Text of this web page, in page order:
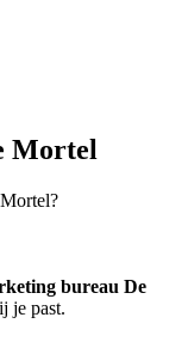
Mortel
bureau De
je past.